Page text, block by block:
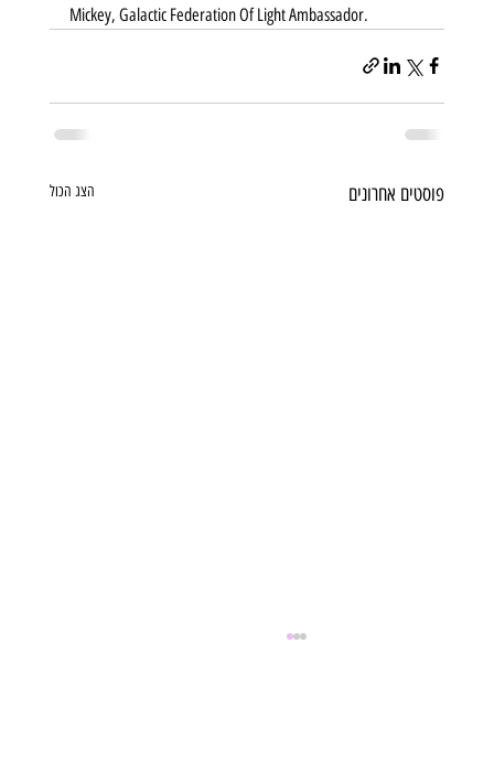
Mickey, Galactic Federation Of Light Ambassador.
פוסטים אחרונים הצג הכול